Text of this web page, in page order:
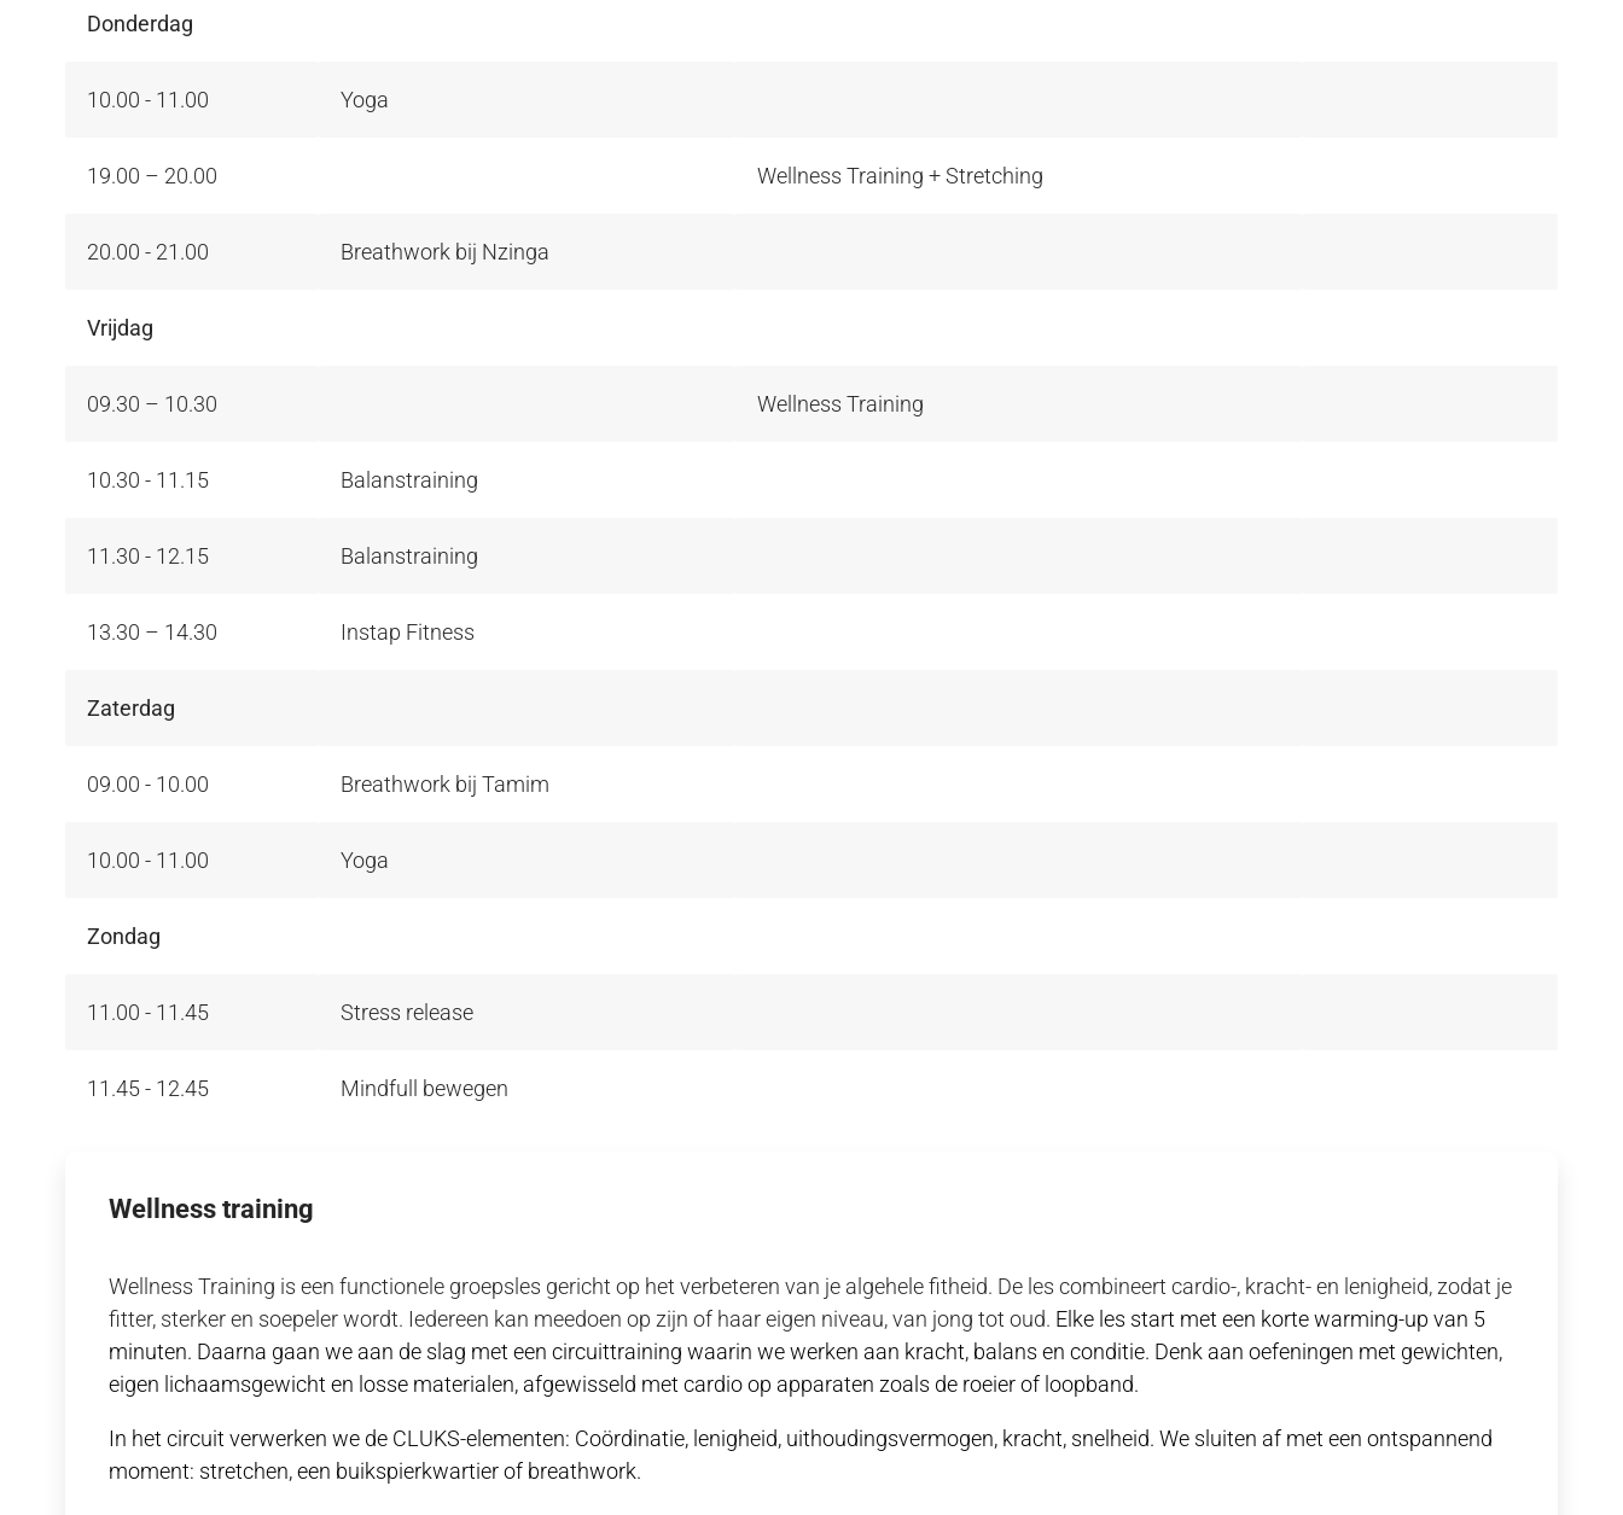
Donderdag
10.00 - 11.00 Yoga
19.00 – 20.00 Wellness Training + Stretching
20.00 - 21.00 Breathwork bij Nzinga
Vrijdag
09.30 – 10.30 Wellness Training
10.30 - 11.15 Balanstraining
11.30 - 12.15 Balanstraining
13.30 – 14.30 Instap Fitness
Zaterdag
09.00 - 10.00 Breathwork bij Tamim
10.00 - 11.00 Yoga
Zondag
11.00 - 11.45 Stress release
11.45 - 12.45 Mindfull bewegen
Wellness training
Wellness Training is een functionele groepsles gericht op het verbeteren van je algehele fitheid. De les combineert cardio-, kracht- en lenigheid, zodat je
fitter, sterker en soepeler wordt. Iedereen kan meedoen op zijn of haar eigen niveau, van jong tot oud. Elke les start met een korte warming-up van 5
minuten. Daarna gaan we aan de slag met een circuittraining waarin we werken aan kracht, balans en conditie. Denk aan oefeningen met gewichten,
eigen lichaamsgewicht en losse materialen, afgewisseld met cardio op apparaten zoals de roeier of loopband.
In het circuit verwerken we de CLUKS-elementen: Coördinatie, lenigheid, uithoudingsvermogen, kracht, snelheid. We sluiten af met een ontspannend
moment: stretchen, een buikspierkwartier of breathwork.